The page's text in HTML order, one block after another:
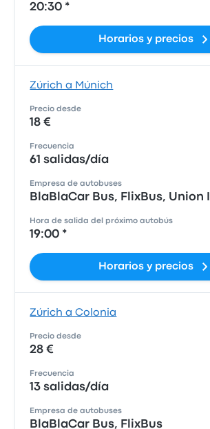
20:30 *
Horarios y precios
Zúrich a Múnich
Precio desde
18 €
Frecuencia
61 salidas/día
Empresa de autobuses
BlaBlaCar Bus, FlixBus, Union
Hora de salida del próximo autobús
19:00 *
Horarios y precios
Zúrich a Colonia
Precio desde
28 €
Frecuencia
13 salidas/día
Empresa de autobuses
BlaBlaCar Bus, FlixBus